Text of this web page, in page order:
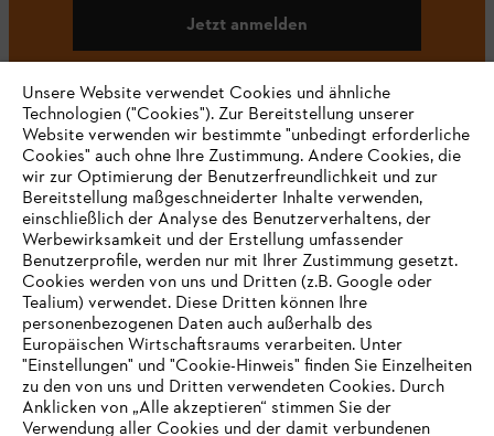
Jetzt anmelden
#STIHL
Unternehmen
Häufig gestellte Fragen
Unsere Website verwendet Cookies und ähnliche
Technologien ("Cookies"). Zur Bereitstellung unserer
Website verwenden wir bestimmte "unbedingt erforderliche
Cookies" auch ohne Ihre Zustimmung. Andere Cookies, die
wir zur Optimierung der Benutzerfreundlichkeit und zur
Bereitstellung maßgeschneiderter Inhalte verwenden,
einschließlich der Analyse des Benutzerverhaltens, der
Werbewirksamkeit und der Erstellung umfassender
Benutzerprofile, werden nur mit Ihrer Zustimmung gesetzt.
Cookies werden von uns und Dritten (z.B. Google oder
Tealium) verwendet. Diese Dritten können Ihre
personenbezogenen Daten auch außerhalb des
Europäischen Wirtschaftsraums verarbeiten. Unter
"Einstellungen" und "Cookie-Hinweis" finden Sie Einzelheiten
zu den von uns und Dritten verwendeten Cookies. Durch
Anklicken von „Alle akzeptieren“ stimmen Sie der
Verwendung aller Cookies und der damit verbundenen